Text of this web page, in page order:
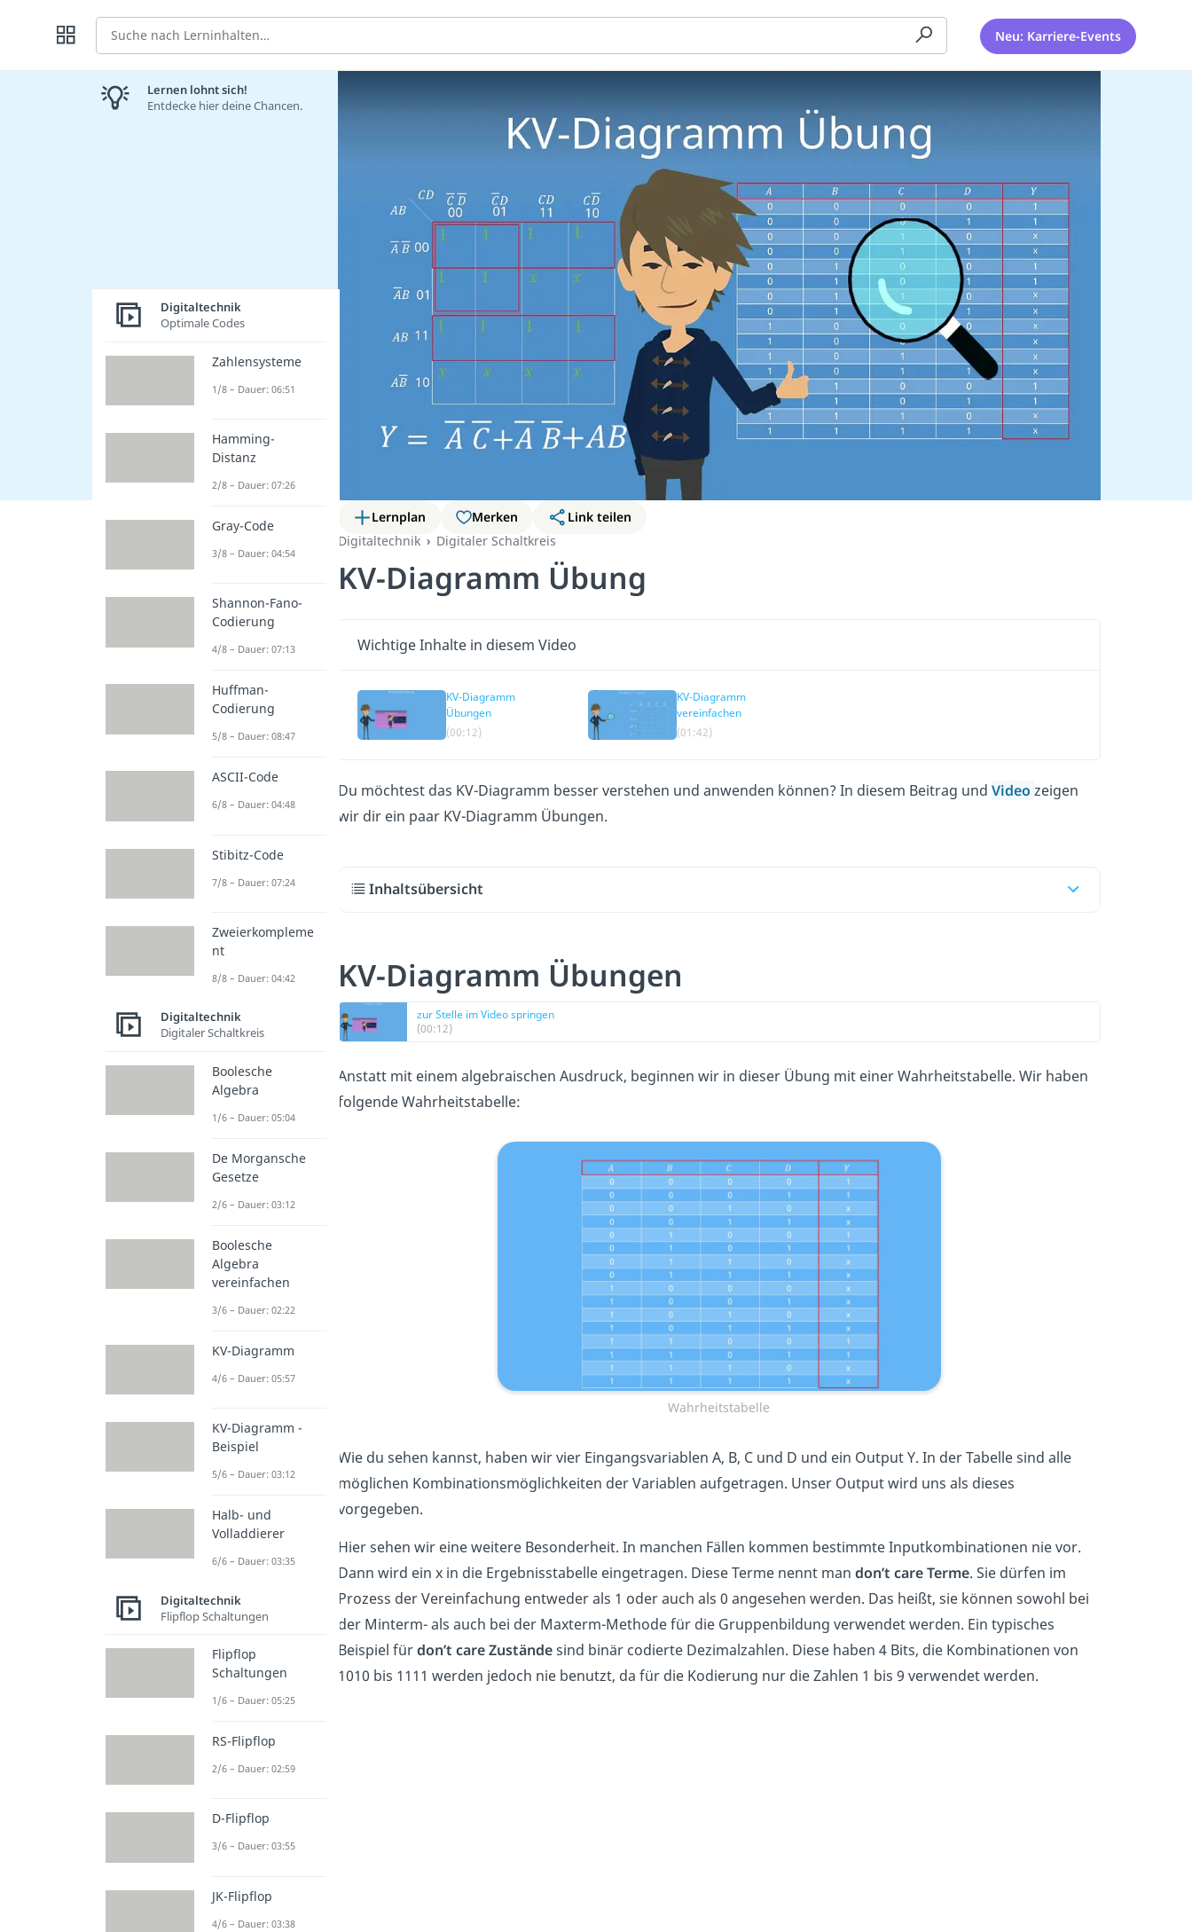
Suche Neu: Karriere-Events
Lernplan Merken
Link teilen
Digitaltechnik
Digitaler Schaltkreis
KV-Diagramm Übung
Wichtige Inhalte in diesem Video
KV-Diagramm
Übungen
(00:12)
KV-Diagramm
vereinfachen
(01:42)
Du möchtest das KV-Diagramm besser verstehen und anwenden können? In diesem Beitrag und Video zeigen
wir dir ein paar KV-Diagramm Übungen.
Inhaltsübersicht
KV-Diagramm Übungen
zur Stelle im Video springen
(00:12)
Anstatt mit einem algebraischen Ausdruck, beginnen wir in dieser Übung mit einer Wahrheitstabelle. Wir haben
folgende Wahrheitstabelle:
Wahrheitstabelle
Wie du sehen kannst, haben wir vier Eingangsvariablen A, B, C und D und ein Output Y. In der Tabelle sind alle
möglichen Kombinationsmöglichkeiten der Variablen aufgetragen. Unser Output wird uns als dieses
vorgegeben.
Hier sehen wir eine weitere Besonderheit. In manchen Fällen kommen bestimmte Inputkombinationen nie vor.
Dann wird ein x in die Ergebnisstabelle eingetragen. Diese Terme nennt man don’t care Terme. Sie dürfen im
Prozess der Vereinfachung entweder als 1 oder auch als 0 angesehen werden. Das heißt, sie können sowohl bei
der Minterm- als auch bei der Maxterm-Methode für die Gruppenbildung verwendet werden. Ein typisches
Beispiel fürdon’t care Zuständesind binär codierte Dezimalzahlen. Diese haben 4 Bits, die Kombinationen von
1010 bis 1111 werden jedoch nie benutzt, da für die Kodierung nur die Zahlen 1 bis 9 verwendet werden.
Lernen lohnt sich!
Entdecke hier deine Chancen.
Digitaltechnik
Optimale Codes
Zahlensysteme
1/8 – Dauer: 06:51
Hamming-
Distanz
2/8 – Dauer: 07:26
Gray-Code
3/8 – Dauer: 04:54
Shannon-Fano-
Codierung
4/8 – Dauer: 07:13
Huffman-
Codierung
5/8 – Dauer: 08:47
ASCII-Code
6/8 – Dauer: 04:48
Stibitz-Code
7/8 – Dauer: 07:24
Zweierkompleme
nt
8/8 – Dauer: 04:42
Digitaltechnik
Digitaler Schaltkreis
Boolesche
Algebra
1/6 – Dauer: 05:04
De Morgansche
Gesetze
2/6 – Dauer: 03:12
Boolesche
Algebra
vereinfachen
3/6 – Dauer: 02:22
KV-Diagramm
4/6 – Dauer: 05:57
KV-Diagramm -
Beispiel
5/6 – Dauer: 03:12
Halb- und
Volladdierer
6/6 – Dauer: 03:35
Digitaltechnik
Flipflop Schaltungen
Flipflop
Schaltungen
1/6 – Dauer: 05:25
RS-Flipflop
2/6 – Dauer: 02:59
D-Flipflop
3/6 – Dauer: 03:55
JK-Flipflop
4/6 – Dauer: 03:38